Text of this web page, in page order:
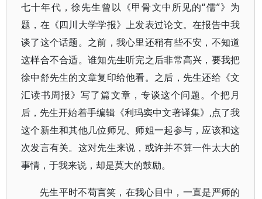
七十年代，徐先生曾以《甲骨文中所见的“儒”》为
题，在《四川大学学报》上发表过论文。在报告中我
谈了这个话题。之前，我心里还稍有些不安，不知道
这样合不合适。谁知先生听完之后非常高兴，要我把
徐中舒先生的文章复印给他看。之后，先生还给《文
汇读书周报》写了篇文章，专谈这个问题。个把月
后，先生开始着手编辑《利玛窦中文著译集》,点了我
这个新生和其他几位师兄、师姐一起参与，应该和这
次发言有关。这对先生来说，或许并不算一件太大的
事情，于我来说，却是莫大的鼓励。
先生平时不苟言笑，在我心目中，一直是严师的